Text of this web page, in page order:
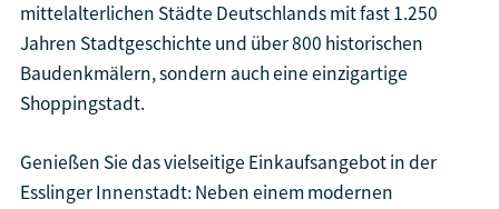
mittelalterlichen Städte Deutschlands mit fast 1.250
Jahren Stadtgeschichte und über 800 historischen
Baudenkmälern, sondern auch eine einzigartige
Shoppingstadt.
Genießen Sie das vielseitige Einkaufsangebot in der
Esslinger Innenstadt: Neben einem modernen